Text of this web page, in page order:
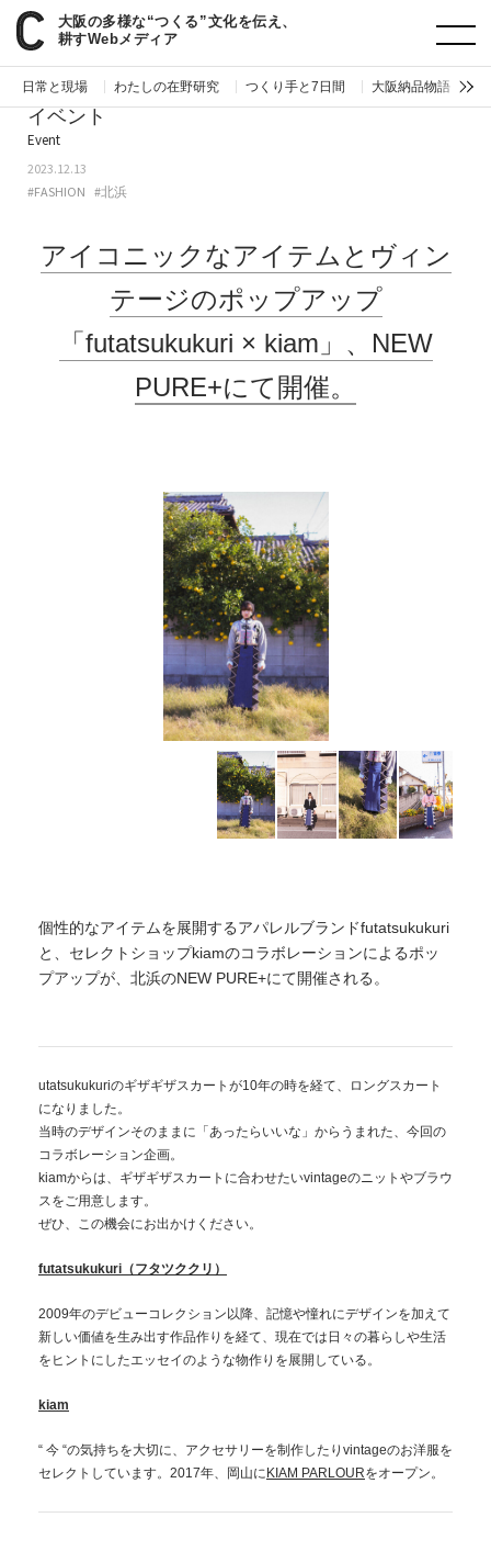
大阪の多様な“つくる”文化を伝え、
耕すWebメディア
日常と現場 わたしの在野研究 つくり手と7日間 大阪納品物語
paperC 今週のイベント
イベント
Event
2023.12.13
#FASHION #北浜
アイコニックなアイテムとヴィン
テージのポップアップ
「futatsukukuri × kiam」、NEW
PURE+にて開催。
個性的なアイテムを展開するアパレルブランドfutatsukukuri
と、セレクトショップkiamのコラボレーションによるポッ
プアップが、北浜のNEW PURE+にて開催される。
utatsukukuriのギザギザスカートが10年の時を経て、ロングスカート
になりました。
当時のデザインそのままに「あったらいいな」からうまれた、今回の
コラボレーション企画。
kiamからは、ギザギザスカートに合わせたいvintageのニットやブラウ
スをご用意します。
ぜひ、この機会にお出かけください。
futatsukukuri（フタツククリ）
2009年のデビューコレクション以降、記憶や憧れにデザインを加えて
新しい価値を生み出す作品作りを経て、現在では日々の暮らしや生活
をヒントにしたエッセイのような物作りを展開している。
kiam
“ 今 “の気持ちを大切に、アクセサリーを制作したりvintageのお洋服を
セレクトしています。2017年、岡山にKIAM PARLOURをオープン。